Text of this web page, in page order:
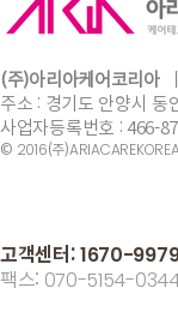
(주)아리아케어코리아
주소 : 경기도 안양시
사업자등록번호 : 466-
© 2016(주)
고객센터:1670-
팩스: 070-5154-